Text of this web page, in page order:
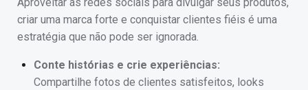
criar uma marca forte e conquistar clientes fiéis é uma
estratégia que não pode ser ignorada.
Conte histórias e crie experiências:
Compartilhe fotos de clientes satisfeitos, looks